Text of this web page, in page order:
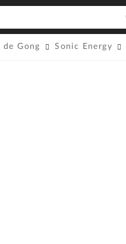
de Gong Sonic Energy